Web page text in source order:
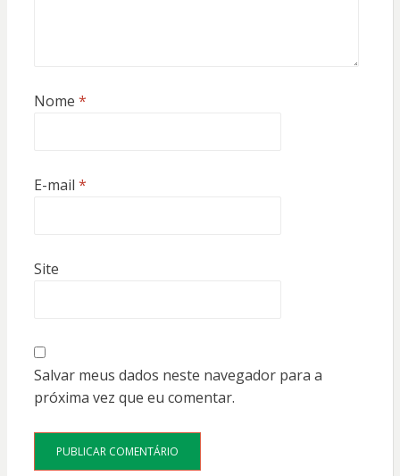
Nome *
E-mail *
Site
Salvar meus dados neste navegador para a
próxima vez que eu comentar.